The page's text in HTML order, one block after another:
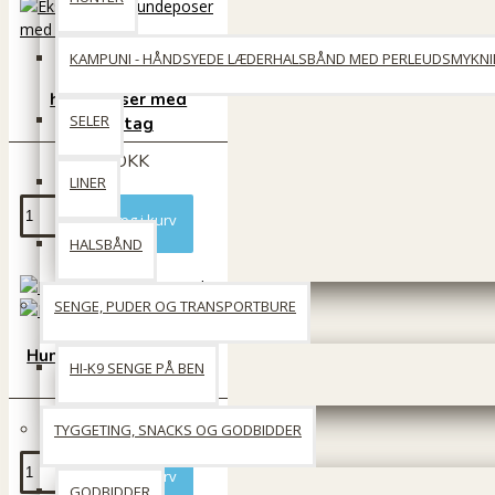
KAMPUNI - HÅNDSYEDE LÆDERHALSBÅND MED
SELER
LINER
HALSBÅND
SENGE, PUDER OG TRANSPORTBURE
HI-K9 SENGE PÅ BEN
TYGGETING, SNACKS OG GODBIDDER
hundeposer med
håndtag
28 DKK
Læg i kurv
Hundens feltflaske 0,7
l.
Læg i kurv